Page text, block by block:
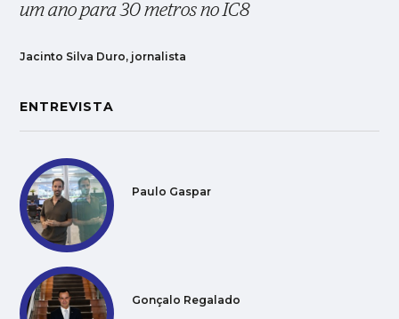
um ano para 30 metros no IC8
Jacinto Silva Duro, jornalista
ENTREVISTA
Paulo Gaspar
Gonçalo Regalado